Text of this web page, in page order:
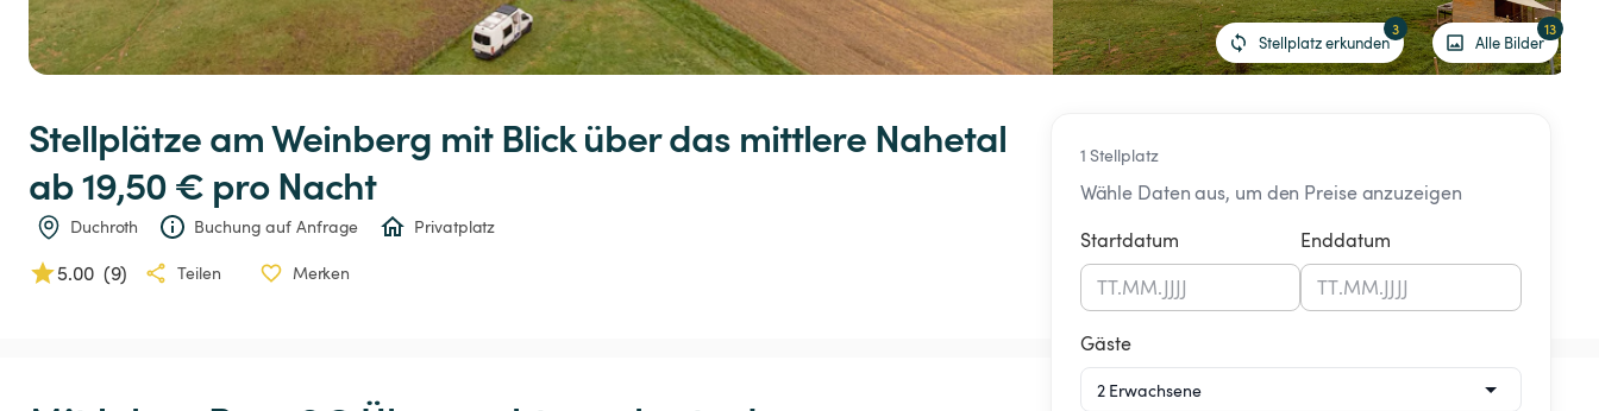
Alle Bilder
13
Stellplatz erkunden
3
StellplätzeamWeinberg mit Blick überdas mittlere Nahetal
ab 19,50 € pro Nacht
Duchroth Buchung auf Anfrage Privatplatz
5.00 (9) Teilen Merken
1 Stellplatz
Wähle Daten aus, um den Preise anzuzeigen
Startdatum
TT.MM.JJJJ
Enddatum
TT.MM.JJJJ
Gäste